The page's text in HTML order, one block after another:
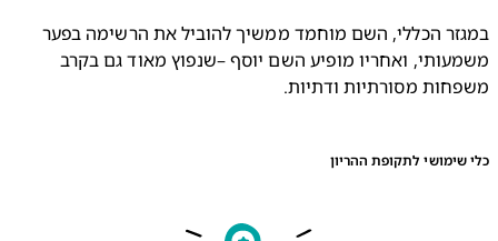
במגזר הכללי, השם מוחמד ממשיך להוביל את הרשימה בפער
משמעותי, ואחריו מופיע השם יוסף –שנפוץ מאוד גם בקרב
מסורתיות ודתיות.
לתקופת ההריון